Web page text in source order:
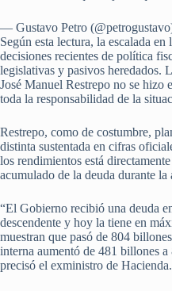
— Gustavo Petro
Según esta lectura, la escalada en
decisiones recientes de política
legislativas y pasivos heredados.
José Manuel Restrepo no se hizo
toda la responsabilidad de la
Restrepo, como de costumbre,
distinta sustentada en cifras
los rendimientos está
acumulado de la deuda durante
“El Gobierno recibió una deuda
descendente y hoy la tiene en
muestran que pasó de 804
interna aumentó de 481 billones
precisó el exministro de Hacienda.